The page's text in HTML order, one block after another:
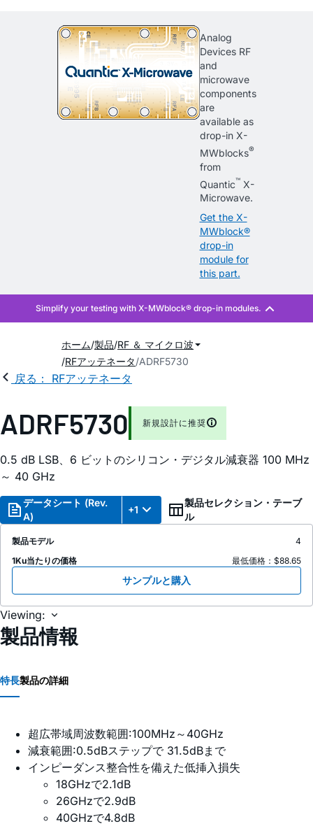
Analog
Devices RF
and
microwave
components
are
available as
drop-in X-
MWblocks®
from
Quantic™X-
Microwave.
Get the X-
MWblock®
drop-in
module for
this part.
ホーム 製品 RF ＆ マイクロ波
RFアッテネータ ADRF5730
戻る： RFアッテネータ
ADRF5730 新規設計に推奨
0.5 dB LSB、6 ビットのシリコン・デジタル減衰器 100 MHz
～ 40 GHz
データシート (Rev.
A)
+1
製品セレクション・テーブ
ル
製品モデル
4
1Ku当たりの価格
最低価格：$88.65
サンプルと購入
Viewing:
製品情報
特長製品の詳細
超広帯域周波数範囲:100MHz～40GHz
減衰範囲:0.5dBステップで 31.5dBまで
インピーダンス整合性を備えた低挿入損失
18GHzで2.1dB
26GHzで2.9dB
40GHzで4.8dB